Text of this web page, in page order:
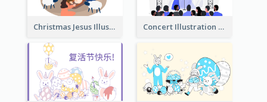
Christmas Jesus Illustration Concert Illustration